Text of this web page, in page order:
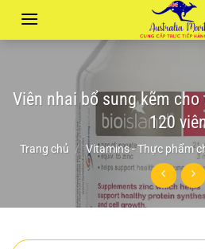
Viên nhai bổ sung kẽm
120
Trang chủ / Vitamins - Thực phẩm